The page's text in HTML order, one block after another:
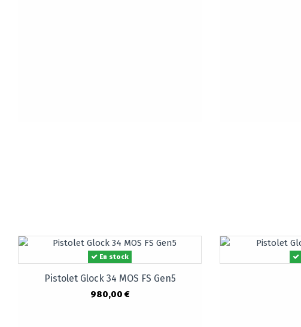
En stock
Pistolet Glock 34 MOS FS Gen5
980,00 €